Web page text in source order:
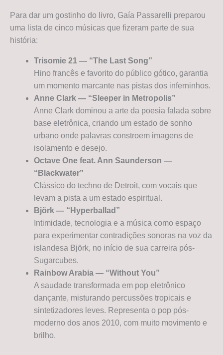
Para dar um gostinho do livro, Gaía Passarelli preparou
uma lista de cinco músicas que fizeram parte de sua
história:
Trisomie 21 — “The Last Song”
Hino francês e favorito do público gótico, garantia
um momento marcante nas pistas dos inferninhos.
Anne Clark — “Sleeper in Metropolis”
Anne Clark dominou a arte da poesia falada sobre
base eletrônica, criando um estado de sonho
urbano onde palavras constroem imagens de
isolamento e desejo.
Octave One feat. Ann Saunderson —
“Blackwater”
Clássico do techno de Detroit, com vocais que
levam a pista a um estado espiritual.
Björk — “Hyperballad”
Intimidade, tecnologia e a música como espaço
para experimentar contradições sonoras na voz da
islandesa Björk, no início de sua carreira pós-
Sugarcubes.
Rainbow Arabia — “Without You”
A saudade transformada em pop eletrônico
dançante, misturando percussões tropicais e
sintetizadores leves. Representa o pop pós-
moderno dos anos 2010, com muito movimento e
brilho.